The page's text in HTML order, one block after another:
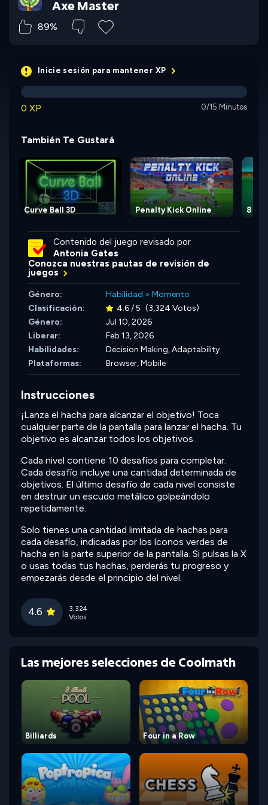
Axe Master
89%
Inicie sesión para mantener XP
0 XP 0/15 Minutos
También Te Gustará
Curve Ball 3D Penalty Kick Online 8
Contenido del juego revisado por
Antonia Gates
Conozca nuestras pautas de revisión de
juegos
Género: Habilidad > Momento
Clasificación:
4.6 / 5 (3,324 Votos)
Género:
Jul 10, 2026
Liberar:
Feb 13, 2026
Habilidades:
Decision Making,Adaptability
Plataformas:
Browser, Mobile
Instrucciones
¡Lanza el hacha para alcanzar el objetivo! Toca
cualquier parte de la pantalla para lanzar el hacha. Tu
objetivo es alcanzar todos los objetivos.
Cada nivel contiene 10 desafíos para completar.
Cada desafío incluye una cantidad determinada de
objetivos. El último desafío de cada nivel consiste
en destruir un escudo metálico golpeándolo
repetidamente.
Solo tienes una cantidad limitada de hachas para
cada desafío, indicadas por los íconos verdes de
hacha en la parte superior de la pantalla. Si pulsas la X
o usas todas tus hachas, perderás tu progreso y
empezarás desde el principio del nivel.
4.6
3,324
Votos
Las mejores selecciones de Coolmath
Billiards Four in a Row